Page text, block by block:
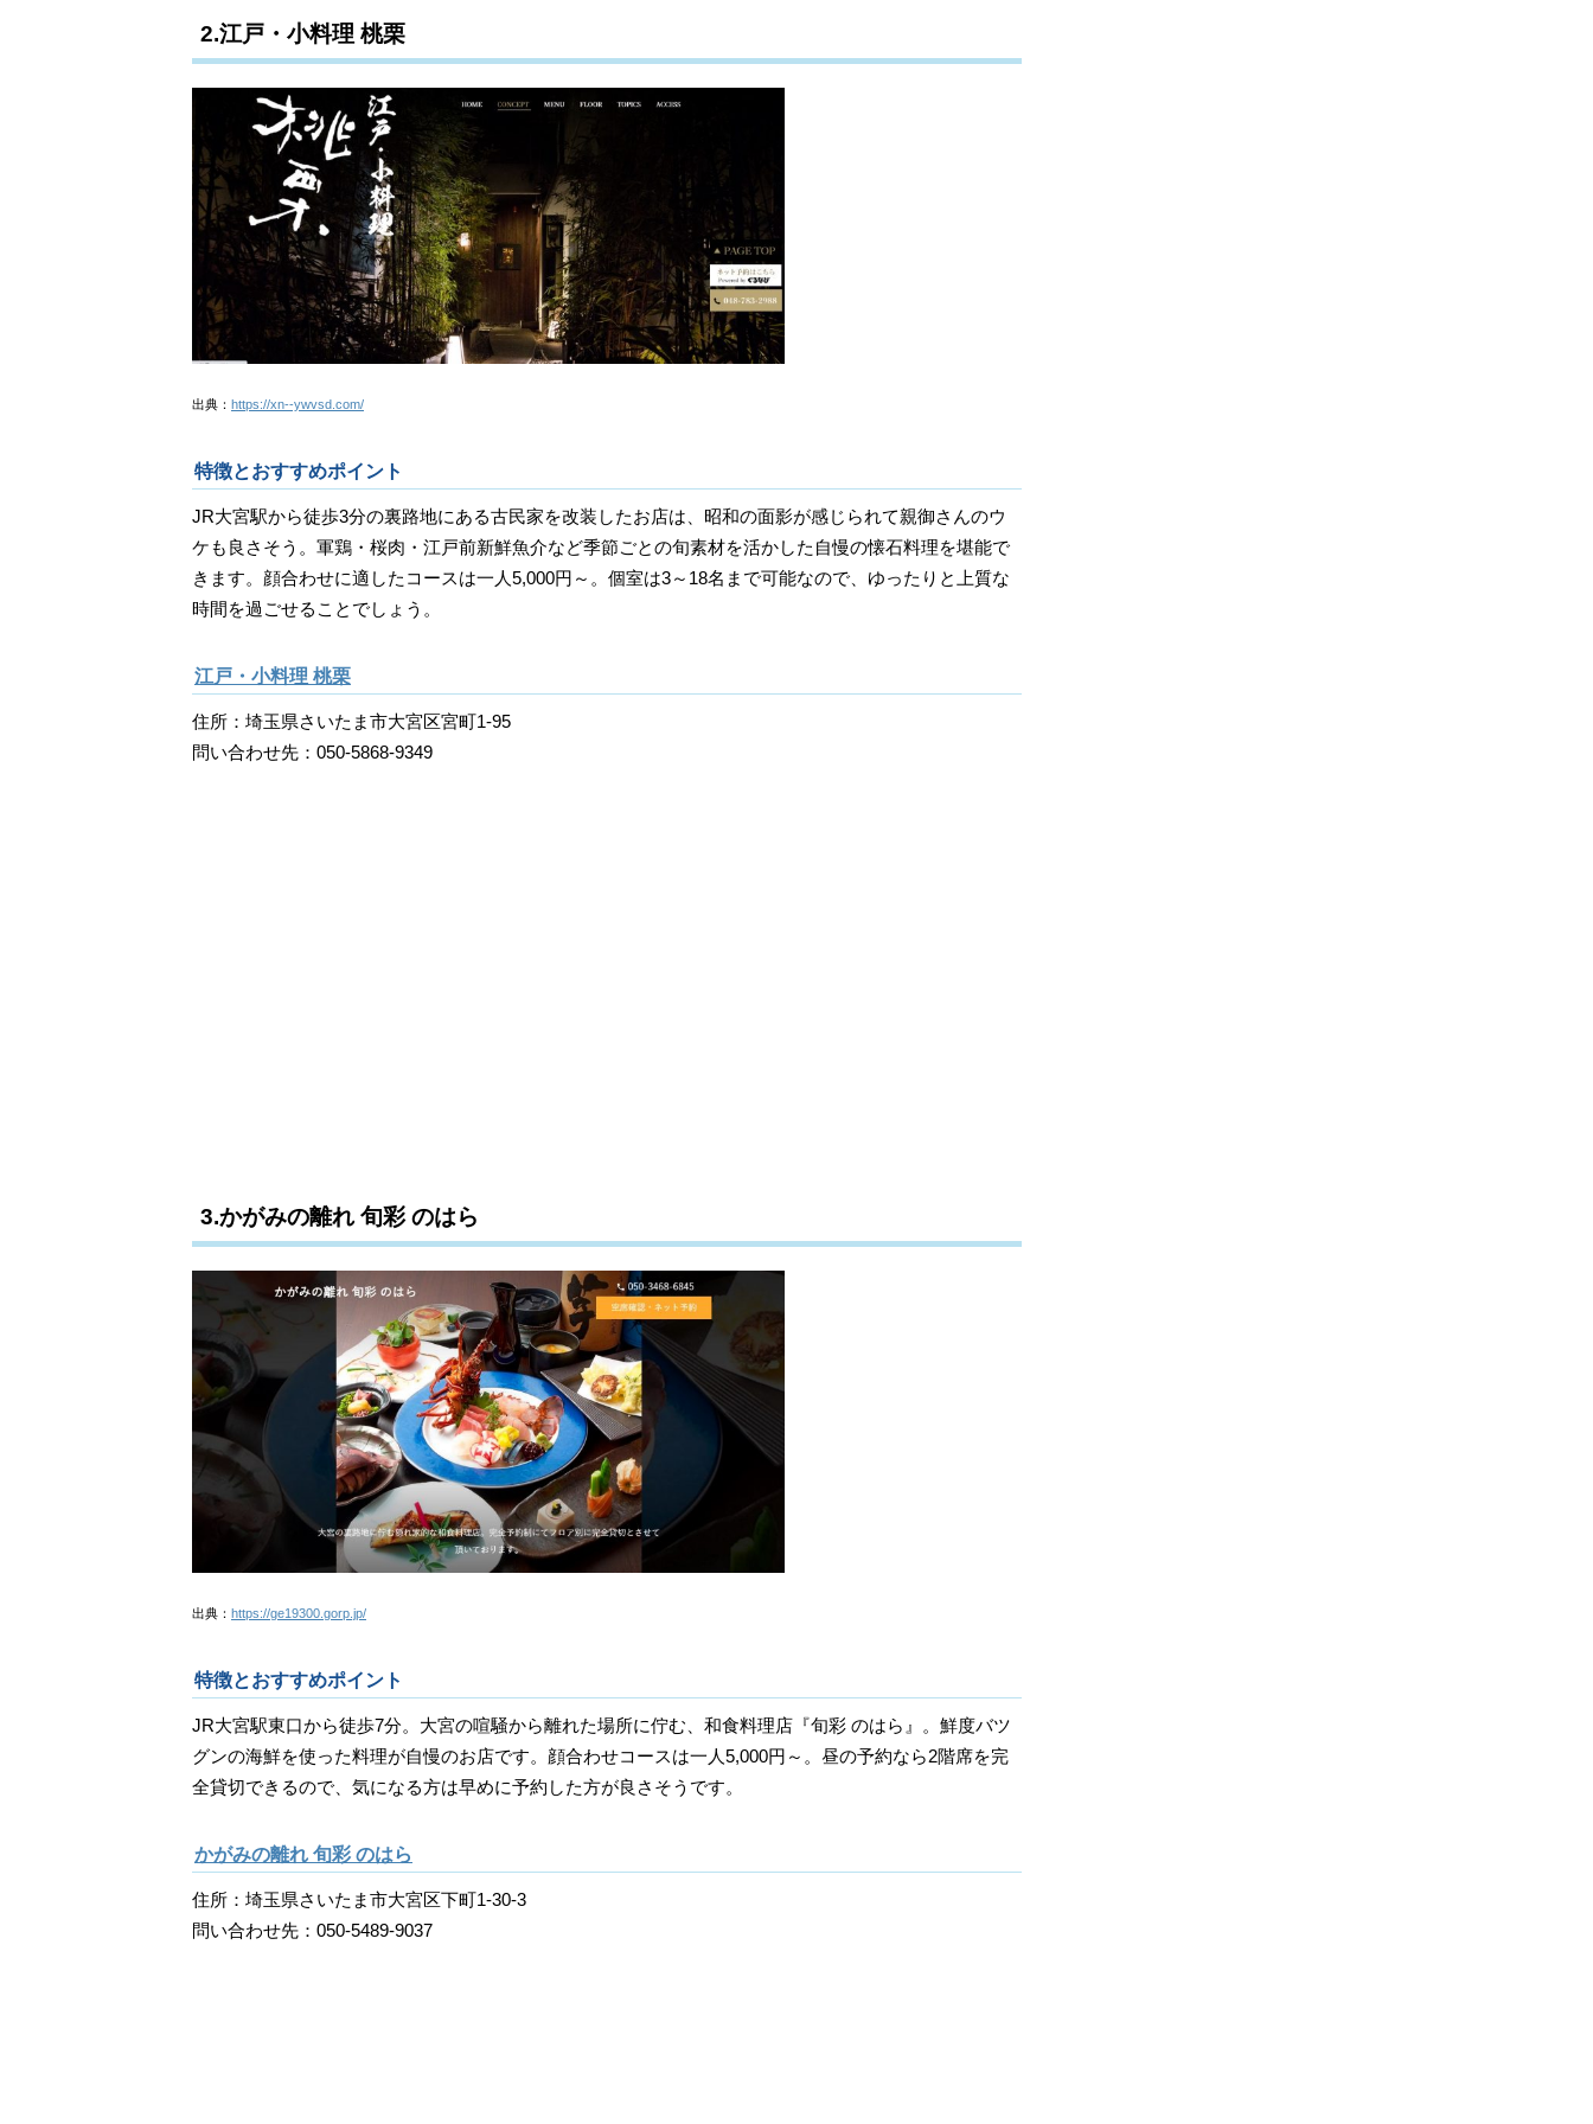
2.江戸・小料理 桃栗
出典： https://xn--ywvsd.com/
特徴とおすすめポイント
JR大宮駅から徒歩3分の裏路地にある古民家を改装したお店は、昭和の面影が感じられて親御さんのウ
ケも良さそう。軍鶏・桜肉・江戸前新鮮魚介など季節ごとの旬素材を活かした自慢の懐石料理を堪能で
きます。顔合わせに適したコースは一人5,000円～。個室は3～18名まで可能なので、ゆったりと上質な
時間を過ごせることでしょう。
江戸・小料理 桃栗
住所：埼玉県さいたま市大宮区宮町1-95
問い合わせ先：050-5868-9349
3.かがみの離れ 旬彩 のはら
出典： https://ge19300.gorp.jp/
特徴とおすすめポイント
JR大宮駅東口から徒歩7分。大宮の喧騒から離れた場所に佇む、和食料理店『旬彩 のはら』。鮮度バツ
グンの海鮮を使った料理が自慢のお店です。顔合わせコースは一人5,000円～。昼の予約なら2階席を完
全貸切できるので、気になる方は早めに予約した方が良さそうです。
かがみの離れ 旬彩 のはら
住所：埼玉県さいたま市大宮区下町1-30-3
問い合わせ先：050-5489-9037